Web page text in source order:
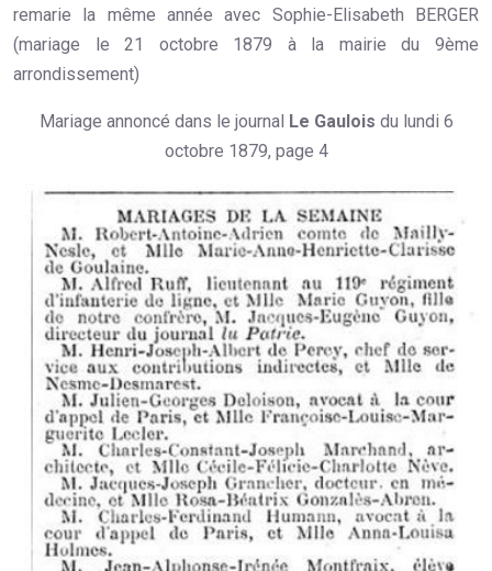
remarie la même année avec Sophie-Elisabeth BERGER
(mariage le 21 octobre 1879 à la mairie du 9ème
arrondissement)
Mariage annoncé dans le journal Le Gaulois du lundi 6
octobre 1879, page 4